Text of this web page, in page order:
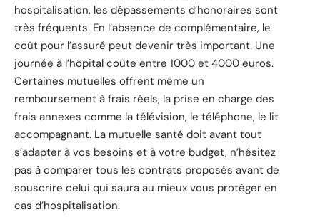
hospitalisation, les dépassements d’honoraires sont
très fréquents. En l’absence de complémentaire, le
coût pour l’assuré peut devenir très important. Une
journée à l’hôpital coûte entre 1000 et 4000 euros.
Certaines mutuelles offrent même un
remboursement à frais réels, la prise en charge des
frais annexes comme la télévision, le téléphone, le lit
accompagnant. La mutuelle santé doit avant tout
s’adapter à vos besoins et à votre budget, n’hésitez
pas à comparer tous les contrats proposés avant de
souscrire celui qui saura au mieux vous protéger en
cas d’hospitalisation.